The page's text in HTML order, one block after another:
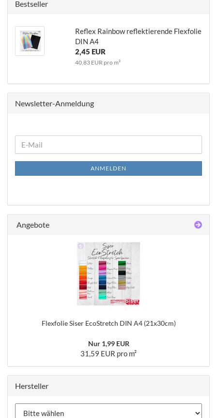
Bestseller
Reflex Rainbow reflektierende Flexfolie
DIN A4
2,45 EUR
40,83 EUR pro m²
Newsletter-Anmeldung
ZUR
NEWSLETTER-
E-
Mail
ANMELDEN
Angebote
Flexfolie Siser EcoStretch DIN A4 (21x30cm)
Nur 1,99 EUR
31,59 EUR pro m²
Hersteller